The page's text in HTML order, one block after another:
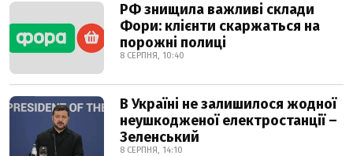
РФ знищила важливі склади
Фори: клієнти скаржаться на
порожні полиці
8 СЕРПНЯ, 10:40
В Україні не залишилося жодної
неушкодженої електростанції –
Зеленський
8 СЕРПНЯ, 14:10